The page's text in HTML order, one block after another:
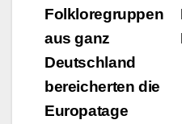
Folkloregruppen
aus ganz
Deutschland
bereicherten die
Europatage